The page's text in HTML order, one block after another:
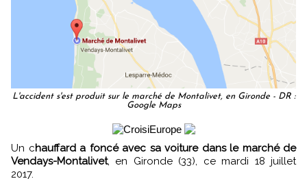
L'accident s'est produit sur le marché de Montalivet, en Gironde - DR :
Google Maps
Un chauffard a foncé avec sa voiture dans le marché de
Vendays-Montalivet, en Gironde (33), ce mardi 18 juillet
2017.